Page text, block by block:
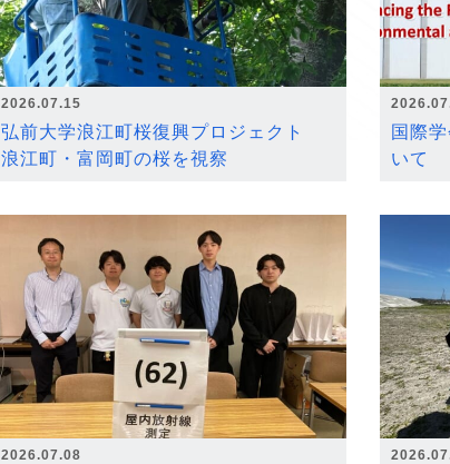
2026.07.15
弘前大学浪江町桜復興プロジェクト
浪江町・富岡町の桜を視察
国際
いて
2026.07.08